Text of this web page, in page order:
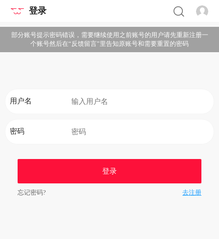
登录
部分账号提示密码错误，需要继续使用之前账号的用户请先重新注册一
个账号然后在“反馈留言”里告知原账号和需要重置的密码
用户名
密码
登录
忘记密码? 去注册